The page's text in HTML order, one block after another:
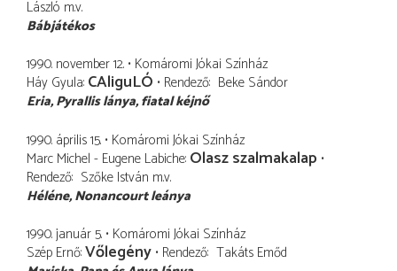
László m.v.
Bábjátékos
1990. november 12. Komáromi Jókai Színház
Háy Gyula CAliguLÓ Rendező Beke Sándor
Eria Pyrallis lánya, fiatal kéjnő
1990. április 15. Komáromi Jókai Színház
Marc Michel - Eugene Labiche Olasz szalmakalap
Rendező Szőke István m.v.
Héléne Nonancourt leánya
1990. január 5. Komáromi Jókai Színház
Szép Ernő Vőlegény Rendező Takáts Emőd